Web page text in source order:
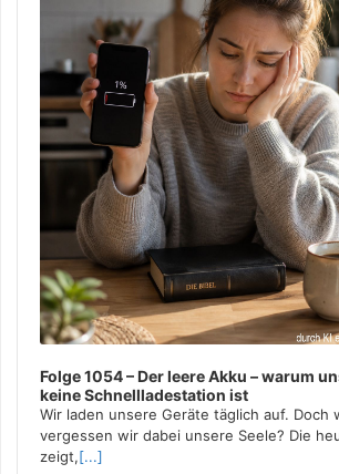
Folge 1054 – Der leere Akku – warum
keine Schnellladestation ist
Wir laden unsere Geräte täglich auf. Doch
vergessen wir dabei unsere Seele? Die
zeigt,[...]